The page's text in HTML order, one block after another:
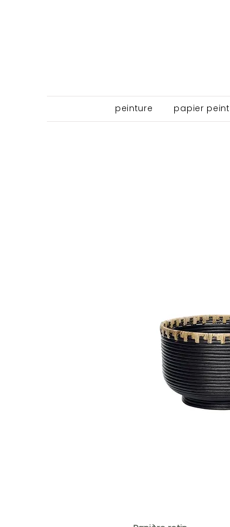
peinture papier peint